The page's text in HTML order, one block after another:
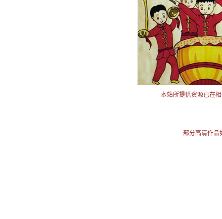
本站所提供资源已在
部分高清作品